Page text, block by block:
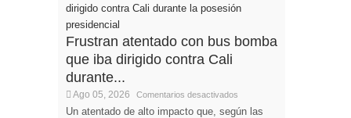
Frustran atentado con bus bomba
que iba dirigido contra Cali
durante...
Ago 05, 2026 Comentarios desactivados
Un atentado de alto impacto que, según las